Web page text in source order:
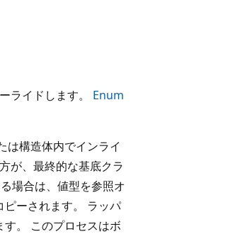
ライドします。 Enum
は構造体内でインライ
が、最終的な基底クラ
場合は、値型を参照オ
ーされます。 ラッパ
。 このプロセスはボ